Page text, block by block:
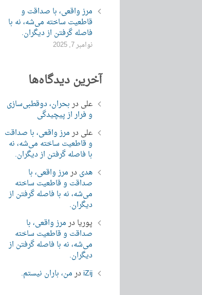
مرز واقعی، با صداقت و
قاطعیت ساخته می‌شه، نه با
فاصله گرفتن از دیگران.
نوامبر 7, 2025
آخرین دیدگاه‌ها
علی دربحران، دوقطبی‌سازی
و فرار از پیچیدگی
علی درمرز واقعی، با صداقت
و قاطعیت ساخته می‌شه، نه
با فاصله گرفتن از دیگران.
هدی درمرز واقعی، با
صداقت و قاطعیت ساخته
می‌شه، نه با فاصله گرفتن از
دیگران.
پوریا درمرز واقعی، با
صداقت و قاطعیت ساخته
می‌شه، نه با فاصله گرفتن از
دیگران.
iZij درمن، باران نیستم.